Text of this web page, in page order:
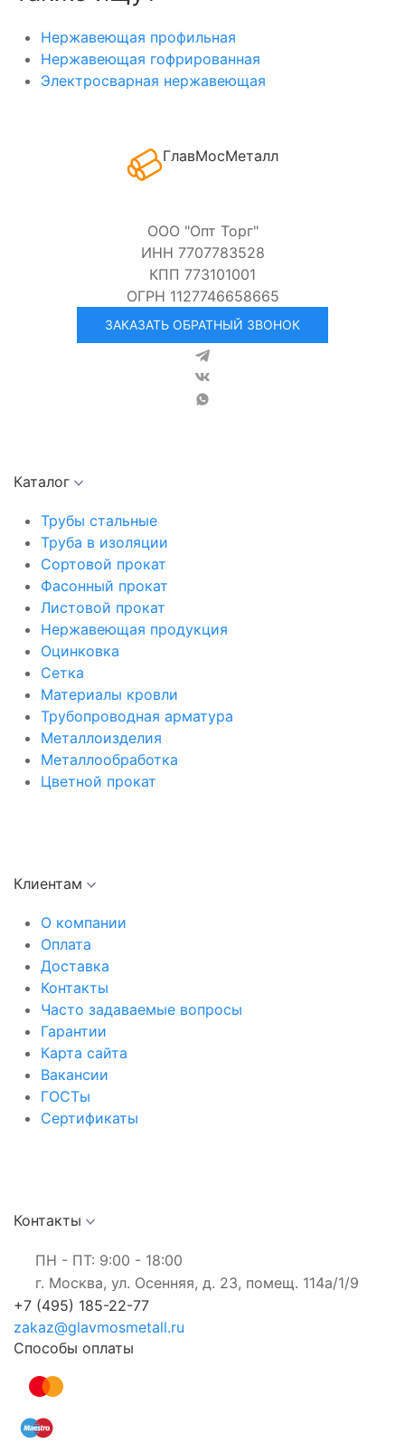
Нержавеющая профильная
Нержавеющая гофрированная
Электросварная нержавеющая
ГлавМосМеталл
ООО "Опт Торг"
ИНН 7707783528
КПП 773101001
ОГРН 1127746658665
ЗАКАЗАТЬ ОБРАТНЫЙ ЗВОНОК
Каталог
Трубы стальные
Труба в изоляции
Сортовой прокат
Фасонный прокат
Листовой прокат
Нержавеющая продукция
Оцинковка
Сетка
Материалы кровли
Трубопроводная арматура
Металлоизделия
Металлообработка
Цветной прокат
Клиентам
О компании
Оплата
Доставка
Контакты
Часто задаваемые вопросы
Гарантии
Карта сайта
Вакансии
ГОСТы
Сертификаты
Контакты
ПН - ПТ: 9:00 - 18:00
г. Москва, ул. Осенняя, д. 23, помещ. 114а/1/9
+7 (495) 185-22-77
zakaz@glavmosmetall.ru
Способы оплаты